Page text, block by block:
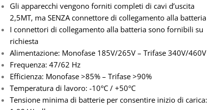
Gli apparecchi vengono forniti completi di cavi d’uscita
2,5MT, ma SENZA connettore di collegamento alla batteria
I connettori di collegamento alla batteria sono fornibili su
richiesta
Alimentazione: Monofase 185V/265V – Trifase 340V/460V
Frequenza: 47/62 Hz
Efficienza: Monofase >85% – Trifase >90%
Temperatura di lavoro: -10°C / +50°C
Tensione minima di batterie per consentire inizio di carica: